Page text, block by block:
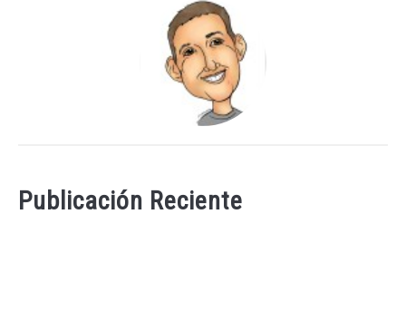
Publicación Reciente